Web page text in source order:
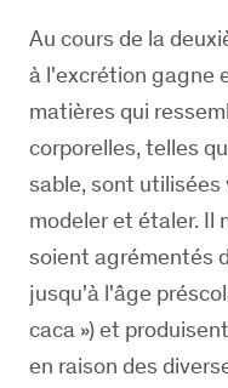
Au cours de la
à l'excrétion gagne
matières qui
corporelles, telles
sable, sont
modeler et étaler. Il
soient agrémentés
jusqu'à l'âge
caca ») et
en raison des